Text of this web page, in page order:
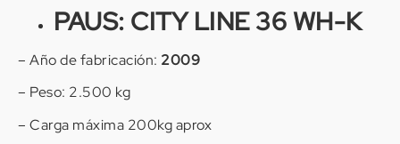
PAUS: CITY LINE 36 WH-K
– Año de fabricación: 2009
– Peso: 2.500 kg
– Carga máxima 200kg aprox